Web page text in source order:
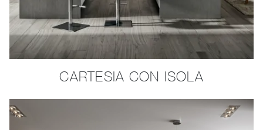
CARTESIA CON ISOLA